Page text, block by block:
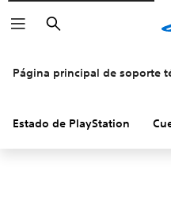
Buscar
Página principal de soporte
Estado de PlayStation